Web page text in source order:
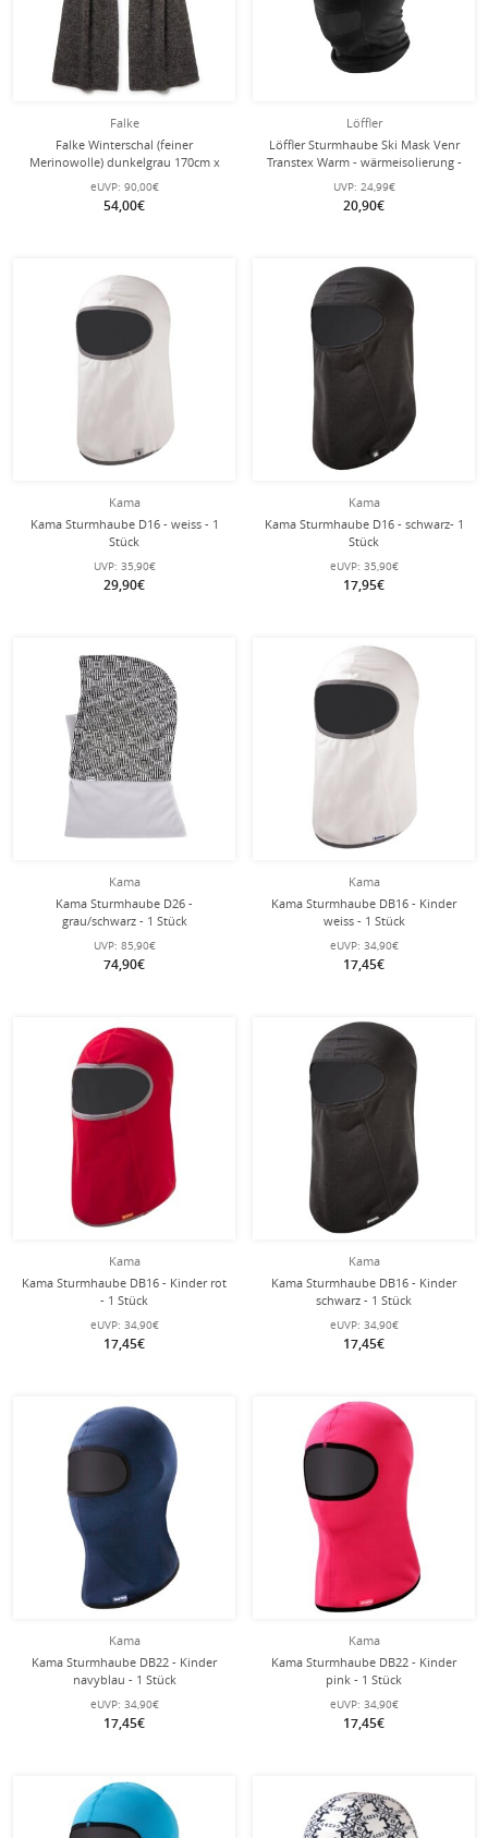
Falke
Falke Winterschal (feiner
Merinowolle) dunkelgrau 170cm x
30cm - 1 Stück
eUVP: 90,00€
54,00€
Löffler
Löffler Sturmhaube Ski Mask Venr
Transtex Warm - wärmeisolierung -
schwarz - 1 Stück
UVP: 24,99€
20,90€
Kama
Kama Sturmhaube D16 - weiss - 1
Stück
UVP: 35,90€
29,90€
Kama
Kama Sturmhaube D16 - schwarz- 1
Stück
eUVP: 35,90€
17,95€
Kama
Kama Sturmhaube D26 -
grau/schwarz - 1 Stück
UVP: 85,90€
74,90€
Kama
Kama Sturmhaube DB16 - Kinder
weiss - 1 Stück
eUVP: 34,90€
17,45€
Kama
Kama Sturmhaube DB16 - Kinder rot
- 1 Stück
eUVP: 34,90€
17,45€
Kama
Kama Sturmhaube DB16 - Kinder
schwarz - 1 Stück
eUVP: 34,90€
17,45€
Kama
Kama Sturmhaube DB22 - Kinder
navyblau - 1 Stück
eUVP: 34,90€
17,45€
Kama
Kama Sturmhaube DB22 - Kinder
pink - 1 Stück
eUVP: 34,90€
17,45€